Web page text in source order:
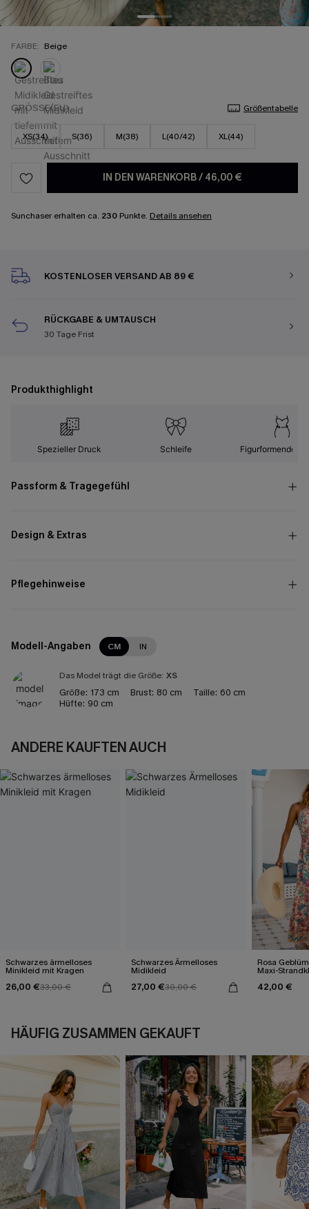
FARBE: Beige
GRÖSSE(EU) Größentabelle
XS(34) S(36) M(38) L(40/42) XL(44)
IN DEN WARENKORB/ 46,00 €
Sunchaser erhalten ca. 230 Punkte. Details ansehen
KOSTENLOSER VERSAND AB 89 €
RÜCKGABE & UMTAUSCH
30 Tage Frist
Produkthighlight
Spezieller Druck Schleife Figurformender
Passform & Tragegefühl
Design & Extras
Pflegehinweise
Modell-Angaben CM IN
Das Model trägt die Größe: XS
Größe: 173 cm Brust: 80 cm Taille: 60 cm
Hüfte: 90 cm
ANDERE KAUFTEN AUCH
Schwarzes ärmelloses
Minikleid mit Kragen
26,00 €33,00 €
Schwarzes Ärmelloses
Midikleid
27,00 €30,00 €
Rosa
Maxi-
42,00 €
HÄUFIG ZUSAMMEN GEKAUFT